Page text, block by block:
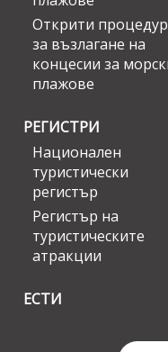
Открити
за възлагане на
концесии за
плажове
РЕГИСТРИ
Национален
туристически
регистър
Регистър на
туристическите
атракции
ЕСТИ